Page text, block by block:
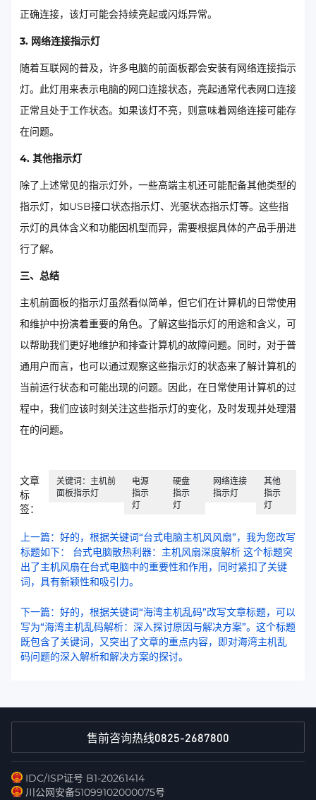
正确连接，该灯可能会持续亮起或闪烁异常。
3. 网络连接指示灯
随着互联网的普及，许多电脑的前面板都会安装有网络连接指示
灯。此灯用来表示电脑的网口连接状态，亮起通常代表网口连接
正常且处于工作状态。如果该灯不亮，则意味着网络连接可能存
在问题。
4. 其他指示灯
除了上述常见的指示灯外，一些高端主机还可能配备其他类型的
指示灯，如USB接口状态指示灯、光驱状态指示灯等。这些指
示灯的具体含义和功能因机型而异，需要根据具体的产品手册进
行了解。
三、总结
主机前面板的指示灯虽然看似简单，但它们在计算机的日常使用
和维护中扮演着重要的角色。了解这些指示灯的用途和含义，可
以帮助我们更好地维护和排查计算机的故障问题。同时，对于普
通用户而言，也可以通过观察这些指示灯的状态来了解计算机的
当前运行状态和可能出现的问题。因此，在日常使用计算机的过
程中，我们应该时刻关注这些指示灯的变化，及时发现并处理潜
在的问题。
文章
标
签：
关键词：主机前
面板指示灯
电源
指示
灯
硬盘
指示
灯
网络连接
指示灯
其他
指示
灯
上一篇：好的，根据关键词“台式电脑主机风风扇”，我为您改写
标题如下： 台式电脑散热利器：主机风扇深度解析 这个标题突
出了主机风扇在台式电脑中的重要性和作用，同时紧扣了关键
词，具有新颖性和吸引力。
下一篇：好的，根据关键词“海湾主机乱码”改写文章标题，可以
写为“海湾主机乱码解析：深入探讨原因与解决方案”。这个标题
既包含了关键词，又突出了文章的重点内容，即对海湾主机乱
码问题的深入解析和解决方案的探讨。
售前咨询热线0825-2687800
IDC/ISP证号 B1-20261414
川公网安备51099102000075号